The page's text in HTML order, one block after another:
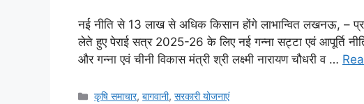
नई नीति से 13 लाख से अधिक किसान होंगे लाभान्वित लखनऊ, –
लेते हुए पेराई सत्र 2025-26 के लिए नई गन्ना सट्टा एवं आपूर्ति
और गन्ना एवं चीनी विकास मंत्री श्री लक्ष्मी नारायण चौधरी व …
कृषि समाचार,बागवानी,सरकारी योजनाएं